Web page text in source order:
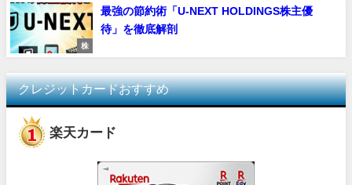
株
最強の節約術「U-NEXT HOLDINGS株主優
待」を徹底解剖
クレジットカードおすすめ
楽天カード